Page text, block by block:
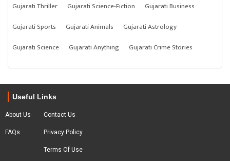
Gujarati Thriller
Gujarati Science-Fiction
Gujarati Business
Gujarati Sports
Gujarati Animals
Gujarati Astrology
Gujarati Science
Gujarati Anything Gujarati Crime Stories
Useful Links
About Us
FAQs
Contact Us
Privacy Policy
Terms Of Use